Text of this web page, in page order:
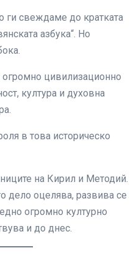
ги свеждаме до кратката
азбука“. Но
огромно цивилизационно
култура и духовна
в това историческо
на Кирил и Методий.
дело оцелява, развива се
огромно културно
и до днес.